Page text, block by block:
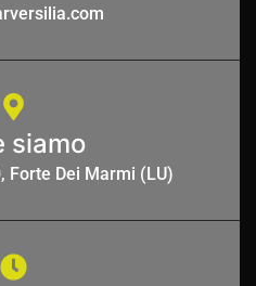
siamo
Forte Dei Marmi (LU)